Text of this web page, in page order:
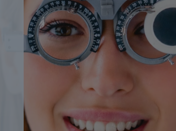
bei naudotis jo funkcijomis. Šie slapukai atpažįsta Jūsų įrenginį,
Be šių slapukų tinklalapis neveiks tinkamai. Šie slapukai
bet ne ilgiau kaip dvejus metus.
Aprašymas
tipo programinės įrangos atakos prieš žiniatinklio formas.